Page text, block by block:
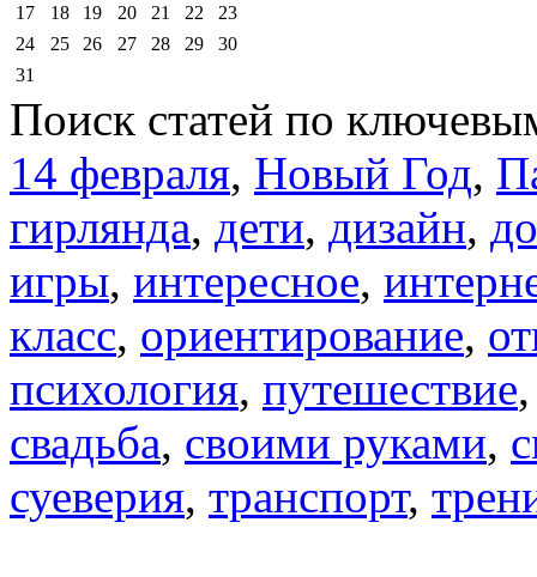
17
18 19 20 21 22
23
24
25 26 27 28 29
30
31
Поиск статей по
14 февраля, Новый Год,
гирлянда, дети, дизайн,
игры, интересное,
класс, ориентирование,
психология, путешествие
свадьба, своими руками,
суеверия, транспорт,